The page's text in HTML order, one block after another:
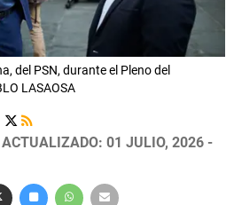
del PSN, durante el Pleno del
LASAOSA
| ACTUALIZADO: 01 JULIO, 2026 -